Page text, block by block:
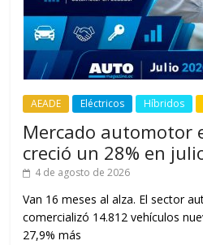
AEADE Eléctricos Híbridos
Mercado automotor
creció un 28% en
4 de agosto de 2026
Van 16 meses al alza. El sector
comercializó 14.812 vehículos
27,9% más